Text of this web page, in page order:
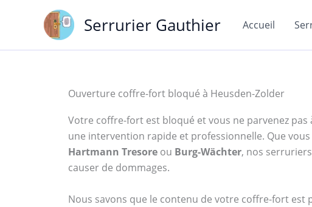
Serrurier Gauthier Accueil
Ouverture coffre-fort bloqué à Heusden-Zolder
Votre coffre-fort est bloqué et vous ne parvenez pas
une intervention rapide et professionnelle. Que
Hartmann Tresore ou Burg-Wächter, nos
causer de dommages.
Nous savons que le contenu de votre coffre-fort est